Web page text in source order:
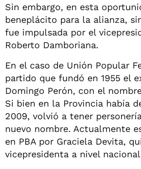
Sin embargo, en esta
beneplácito para la alianza,
fue impulsada por el
Roberto Damboriana.
En el caso de Unión Popular
partido que fundó en 1955 el
Domingo Perón, con el
Si bien en la Provincia había
2009, volvió a tener
nuevo nombre. Actualmente
en PBA por Graciela Devita,
vicepresidenta a nivel